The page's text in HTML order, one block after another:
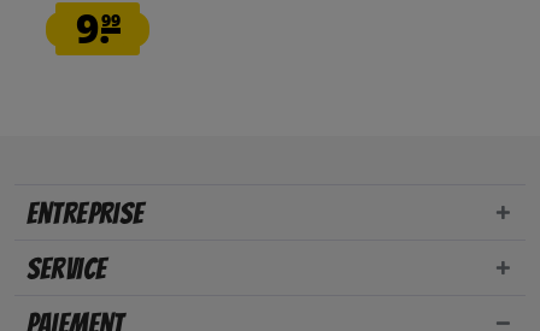
9.99
Entreprise
Service
Paiement